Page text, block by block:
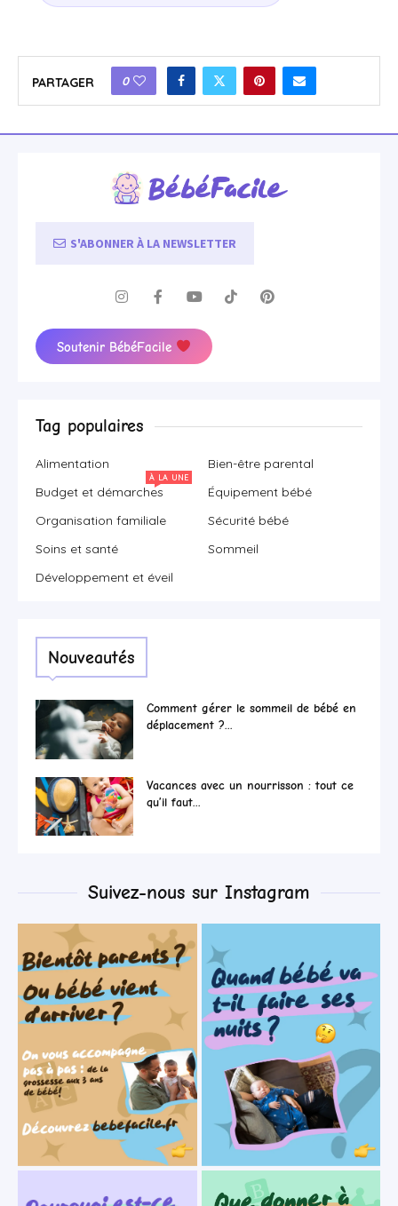
PARTAGER 0
S'ABONNER À LA NEWSLETTER
Soutenir BébéFacile
Tag populaires
Alimentation
Bien-être parental
Budget et démarches
À LA UNE
Équipement bébé
Organisation familiale
Sécurité bébé
Soins et santé
Sommeil
Développement et éveil
Nouveautés
Comment gérer le sommeil de bébé en
déplacement ?...
Vacances avec un nourrisson : tout ce
qu’il faut...
Suivez-nous sur Instagram